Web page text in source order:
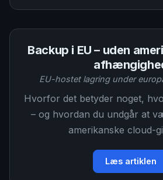
Backup i EU – uden
EU-hostet lagring under
Hvorfor det betyder noget,
– og hvordan du undgår at
amerikanske cloud-
Læs artiklen